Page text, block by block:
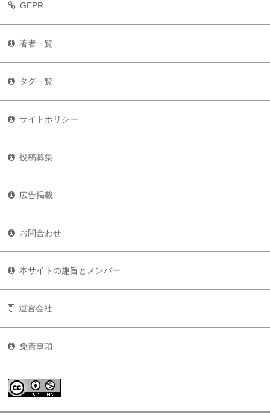
GEPR
著者一覧
タグ一覧
サイトポリシー
投稿募集
広告掲載
お問合わせ
本サイトの趣旨とメンバー
運営会社
免責事項